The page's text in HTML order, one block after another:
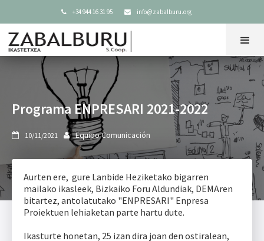
 +34 944 16 31 95  info@zabalburu.org
Programa ENPRESARI 2021-2022
 10/11/2021  Equipo Comunicación
Aurten ere, gure Lanbide Heziketako bigarren
mailako ikasleek, Bizkaiko Foru Aldundiak, DEMAren
bitartez, antolatutako "ENPRESARI" Enpresa
Proiektuen lehiaketan parte hartu dute.
Ikasturte honetan, 25 izan dira joan den ostiralean,